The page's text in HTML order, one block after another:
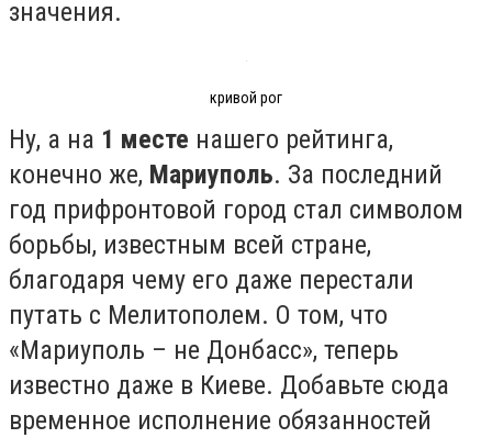
значения.
кривой рог
Ну, а на 1 месте нашего рейтинга,
конечно же, Мариуполь. За последний
год прифронтовой город стал символом
борьбы, известным всей стране,
благодаря чему его даже перестали
путать с Мелитополем. О том, что
«Мариуполь – не Донбасс», теперь
известно даже в Киеве. Добавьте сюда
временное исполнение обязанностей